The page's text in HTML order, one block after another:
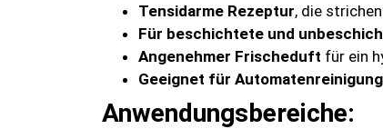
Tensidarme Rezeptur, die
Für beschichtete und
Angenehmer Frischeduft für ein
Geeignet für
Anwendungsbereiche: